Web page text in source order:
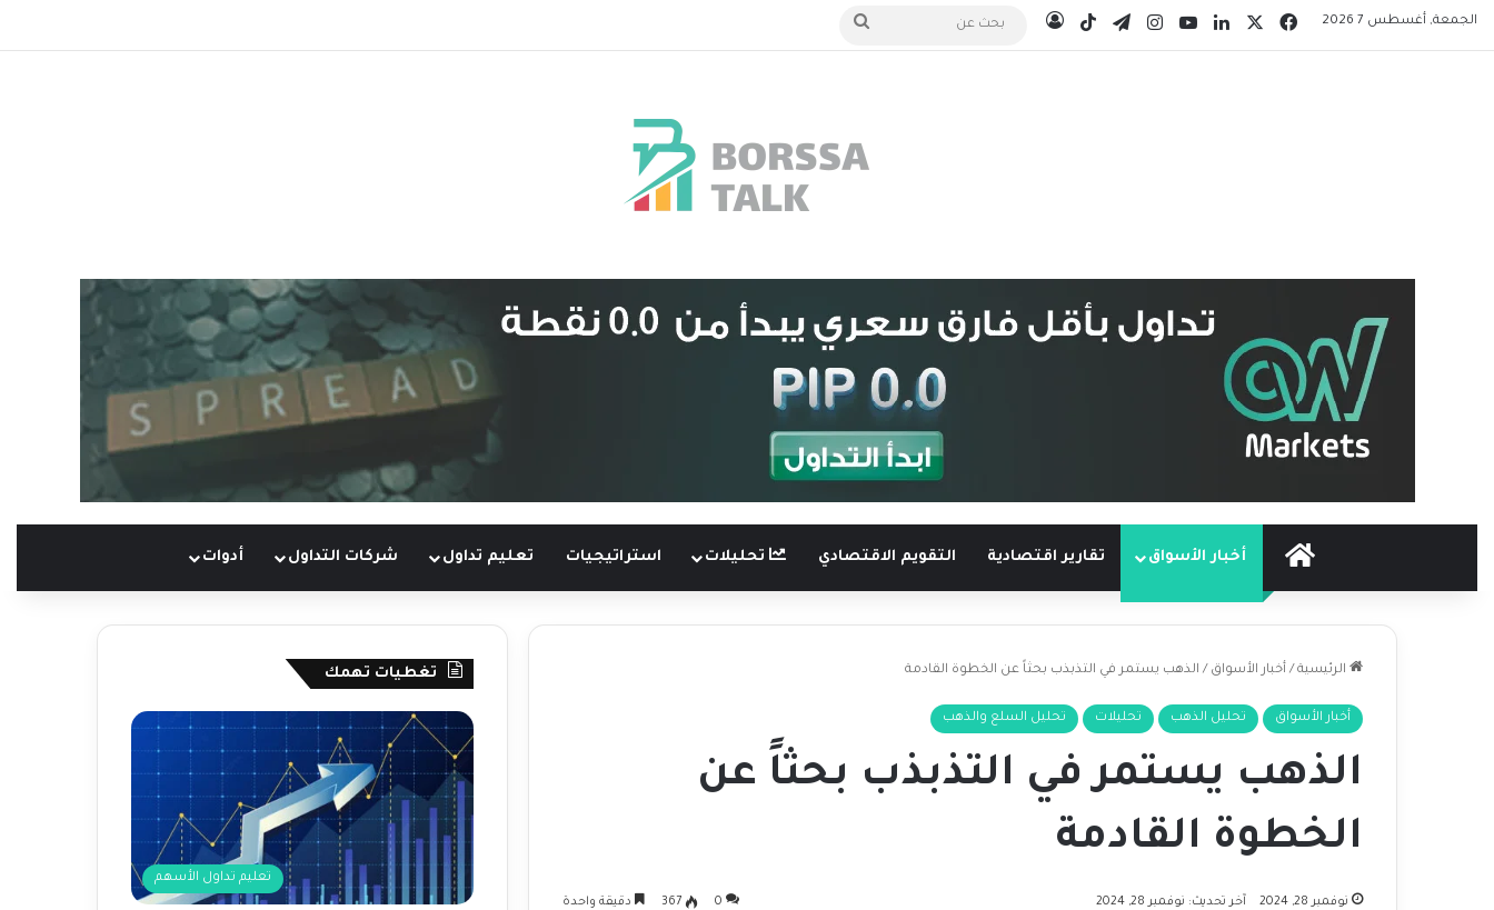
الجمعة, أغسطس 7 2026 فيسبوك لينكدإن‫YouTubeانستقرامتيلقرام‫TikTokتسجيل الدخول
الرئيسيةأخبار الأسواق تقارير اقتصادية التقويم الاقتصادي تحليلات استراتيجيات تعليم تداول شركات التداول أدوات
الرئيسية / أخبار الأسواق / الذهب يستمر في التذبذب بحثاً عن الخطوة القادمة
أخبار الأسواق تحليل الذهب تحليلات تحليل السلع والذهب
الذهب يستمر في التذبذب بحثاً عن
الخطوة القادمة
نوفمبر 28, 2024 آخر تحديث: نوفمبر 28, 2024 0
367 دقيقة واحدة
تغطيات تهمك
تعليم تداول الأسهم